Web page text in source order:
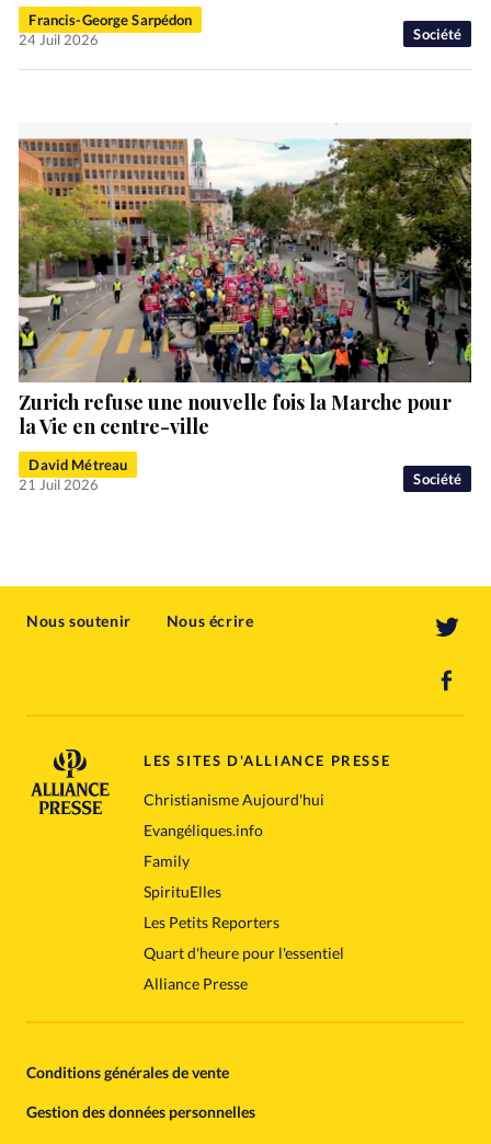
Société
Francis-George Sarpédon
24 Juil 2026
Société
Zurich refuse une nouvelle fois la Marche pour
la Vie en centre-ville
David Métreau
21 Juil 2026
Nous soutenir Nous écrire
LES SITES D'ALLIANCE PRESSE
Christianisme Aujourd'hui
Evangéliques.info
Family
SpirituElles
Les Petits Reporters
Quart d'heure pour l'essentiel
Alliance Presse
Conditions générales de vente
Gestion des données personnelles